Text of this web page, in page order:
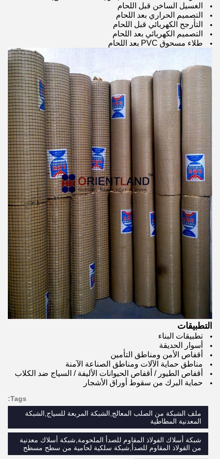
الغسيل الساخن قبل اللحام
التصميم الحراري بعد اللحام
التأرجح الكهربائي قبل اللحام
التصميم الكهربائي بعد اللحام
طلاء مسحوق PVC بعد اللحام
التطبيقات
تطبيقات البناء
أسوار الحديقة
أقفاص الأمن ومناطق التأمين
مناطق حماية الآلات ومناطق الصناعة الآمنة
أقفاص الطيور / أقفاص الحيوانات الأليفة / السياج ضد الكلاب
حماية البرك من سقوط أوراق الأشجار
Tags:
ملف الشبكة من الصلب المعالج,الشبكة المربعة للسياج,الشبكة
المعدنية المطاطية
شبكة أسلاك الفولاذ المقاوم للصدأ الملحومة,شبكة أسلاك معدنية
من الفولاذ المقاوم للصدأ,شبكة سلكية لحامية من سطح مسطح